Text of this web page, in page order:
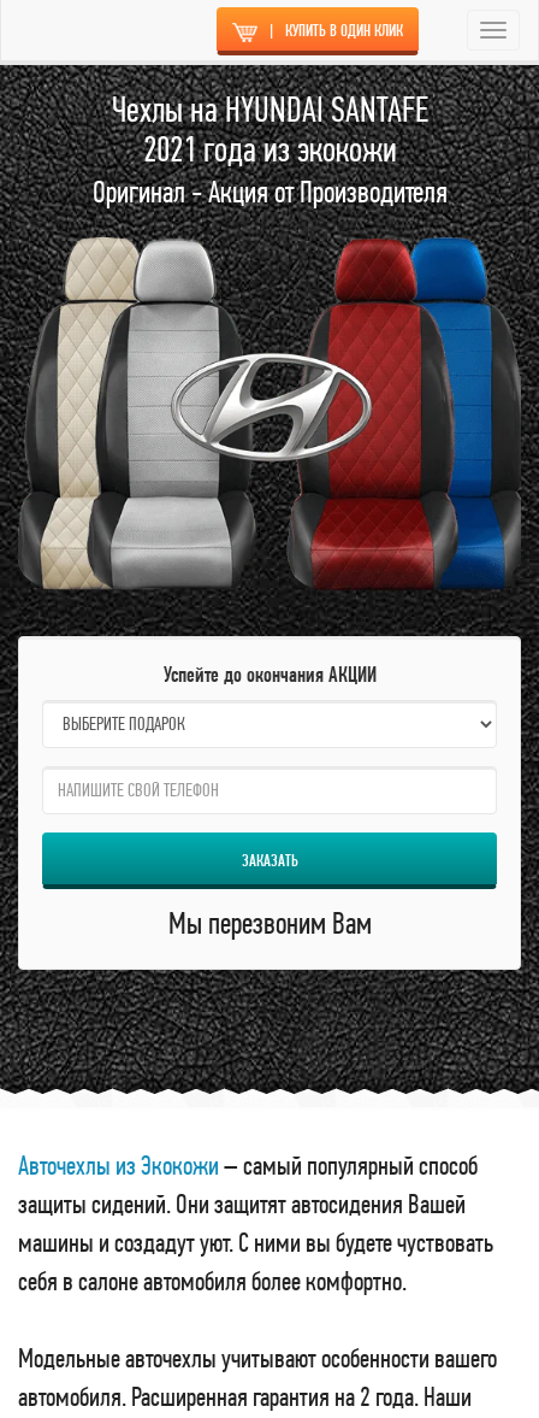
| КУПИТЬ В ОДИН КЛИК
Чехлы на HYUNDAI SANTAFE
2021 года из экокожи
Оригинал - Акция от Производителя
Успейте до окончания АКЦИИ
name:
qzw:
ЗАКАЗАТЬ
Мы перезвоним Вам
Авточехлы из Экокожи– самый популярный способ
защиты сидений. Они защитят автосидения Вашей
машины и создадут уют. С ними вы будете чуствовать
себя в салоне автомобиля более комфортно.
Модельные авточехлы учитывают особенности вашего
автомобиля. Расширенная гарантия на 2 года. Наши